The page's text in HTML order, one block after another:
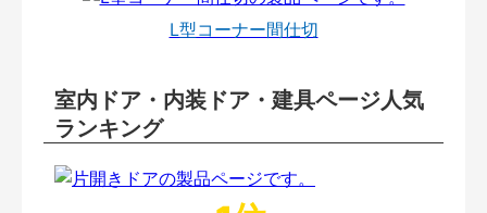
L型コーナー間仕切
室内ドア・内装ドア・建具ページ人気
ランキング